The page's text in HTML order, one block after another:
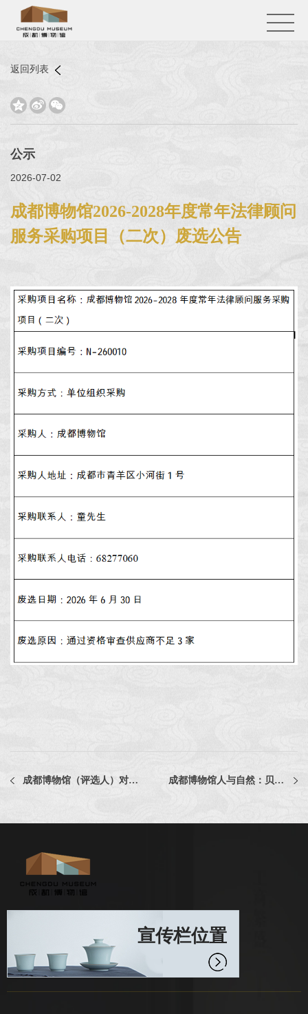
返回列表
  
公示
2026-07-02
成都博物馆2026-2028年度常年法律顾问
服务采购项目（二次）废选公告
成都博物馆（评选人）对“成都博物馆2026-2028年度常年法律顾问服务采购项目（三次） 成都博物馆人与自然：贝林捐赠展展厅出口服务台制作采购项目（二次）中选公告
宣传栏位置